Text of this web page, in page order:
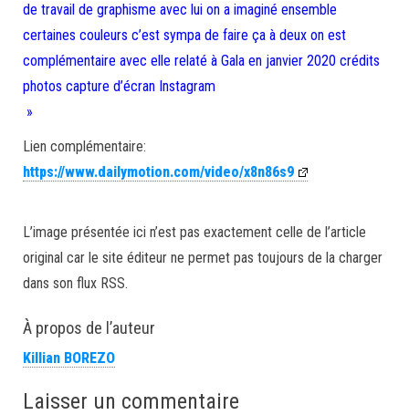
de travail de graphisme avec lui on a imaginé ensemble
certaines couleurs c’est sympa de faire ça à deux on est
complémentaire avec elle relaté à Gala en janvier 2020 crédits
photos capture d’écran Instagram
»
Lien complémentaire:
https://www.dailymotion.com/video/x8n86s9
L’image présentée ici n’est pas exactement celle de l’article
original car le site éditeur ne permet pas toujours de la charger
dans son flux RSS.
À propos de l’auteur
Killian BOREZO
Laisser un commentaire